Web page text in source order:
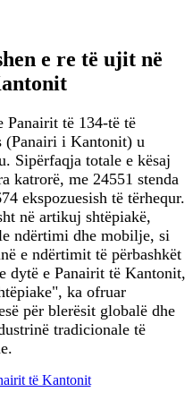
e re të ujit në
Panairit të 134-të të
(Panairi i Kantonit) u
Sipërfaqja totale e kësaj
katrorë, me 24551 stenda
ekspozuesish të tërhequr.
në artikuj shtëpiakë,
ndërtimi dhe mobilje, si
e ndërtimit të përbashkët
dytë e Panairit të Kantonit,
ka ofruar
për blerësit globalë dhe
tradicionale të